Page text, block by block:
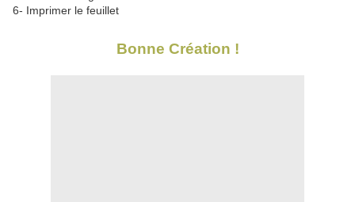
6- Imprimer le feuillet
Bonne Création !